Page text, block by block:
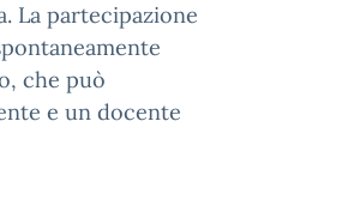
La partecipazione
che può
e un docente